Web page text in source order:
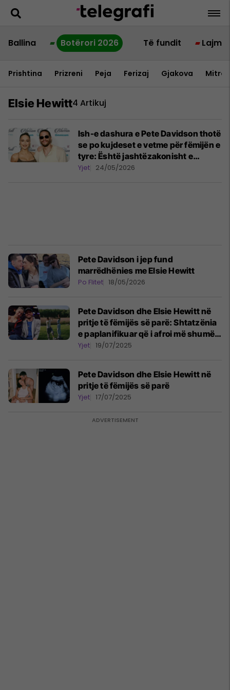
Ballina Botërori 2026 Të fundit Lajme
Prishtina Prizreni Peja Ferizaj Gjakova
Elsie Hewitt4 Artikuj
Ish-e dashura e Pete Davidson thotë
se po kujdeset e vetme për fëmijën e
tyre: Është jashtëzakonisht e
vështirë
Yjet 24/05/2026
Pete Davidson i jep fund
marrëdhënies me Elsie Hewitt
Po Flitet 18/05/2026
Pete Davidson dhe Elsie Hewitt në
pritje të fëmijës së parë: Shtatzënia
e paplanifikuar që i afroi më shumë
se kurrë
Yjet 19/07/2025
Pete Davidson dhe Elsie Hewitt në
pritje të fëmijës së parë
Yjet 17/07/2025